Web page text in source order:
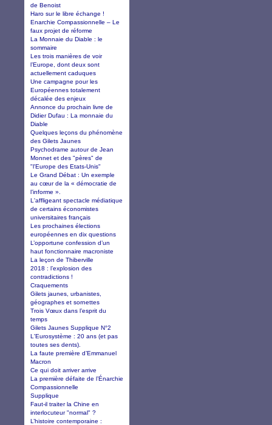
de Benoist
Haro sur le libre échange !
Enarchie Compassionnelle – Le
faux projet de réforme
La Monnaie du Diable : le
sommaire
Les trois manières de voir
l’Europe, dont deux sont
actuellement caduques
Une campagne pour les
Européennes totalement
décalée des enjeux
Annonce du prochain livre de
Didier Dufau : La monnaie du
Diable
Quelques leçons du phénomène
des Gilets Jaunes
Psychodrame autour de Jean
Monnet et des "pères" de
"l'Europe des Etats-Unis"
Le Grand Débat : Un exemple
au cœur de la « démocratie de
l’informe ».
L'affligeant spectacle médiatique
de certains économistes
universitaires français
Les prochaines élections
européennes en dix questions
L’opportune confession d’un
haut fonctionnaire macroniste
La leçon de Thiberville
2018 : l’explosion des
contradictions !
Craquements
Gilets jaunes, urbanistes,
géographes et sornettes
Trois Vœux dans l’esprit du
temps
Gilets Jaunes Supplique N°2
L'Eurosystème : 20 ans (et pas
toutes ses dents).
La faute première d’Emmanuel
Macron
Ce qui doit arriver arrive
La première défaite de l’Énarchie
Compassionnelle
Supplique
Faut-il traiter la Chine en
interlocuteur "normal" ?
L’histoire contemporaine :